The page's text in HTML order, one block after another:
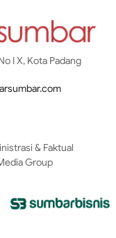
I X, Kota Padang
& Faktual
Group